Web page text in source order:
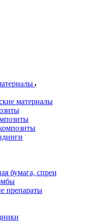
материалы
бумага, спреи
препараты